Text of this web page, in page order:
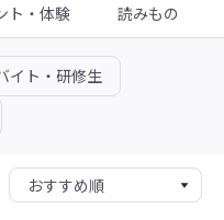
ト・体験 読みもの
イト・研修生